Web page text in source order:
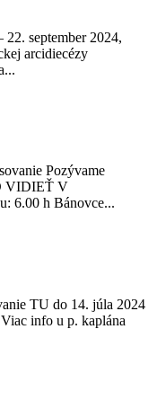
september 2024,
arcidiecézy
Pozývame
VIDIEŤ V
6.00 h Bánovce...
TU do 14. júla 2024
info u p. kaplána